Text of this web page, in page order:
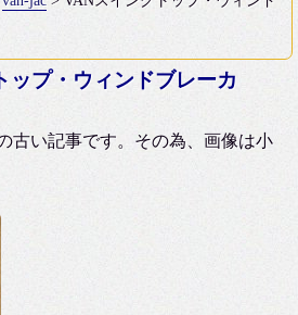
ップ・ウィンドブレーカ
古い記事です。その為、画像は小